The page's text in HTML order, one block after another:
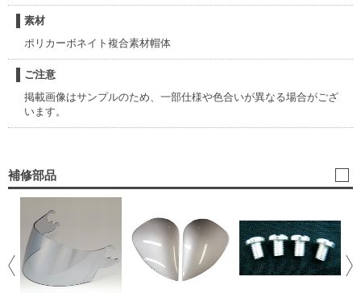
素材
ポリカーボネイト複合素材帽体
ご注意
掲載画像はサンプルのため、一部仕様や色合いが異なる場合がござ
います。
補修部品